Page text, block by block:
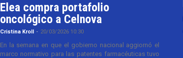
Elea compra portafolio
oncológico a Celnova
Cristina Kroll - 20/03/2026 10:30
En la semana en que el gobierno nacional aggiornó el
marco normativo para las patentes farmacéuticas tuvo